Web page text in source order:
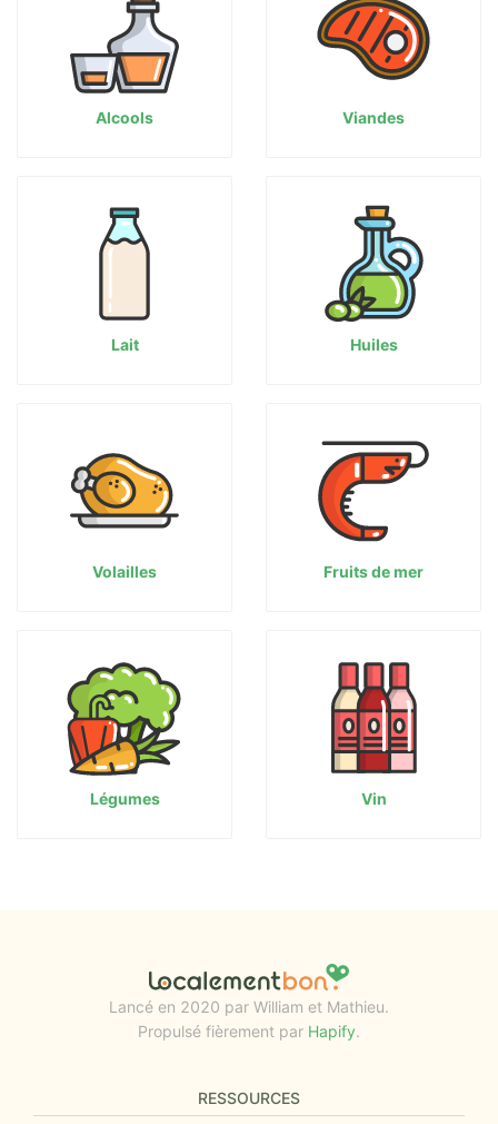
Alcools Viandes
Lait Huiles
Volailles Fruits de mer
Légumes Vin
Lancé en 2020 par William et Mathieu.
Propulsé fièrement par Hapify.
RESSOURCES